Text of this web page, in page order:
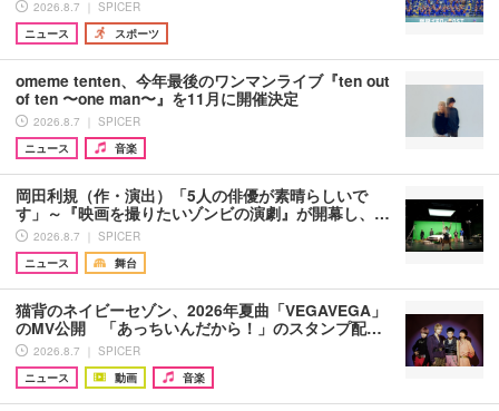
2026.8.7 ｜ SPICER
ニュース
スポーツ
omeme tenten、今年最後のワンマンライブ『ten out
of ten 〜one man〜』を11月に開催決定
2026.8.7 ｜ SPICER
ニュース
音楽
岡田利規（作・演出）「5人の俳優が素晴らしいで
す」～『映画を撮りたいゾンビの演劇』が開幕し、…
2026.8.7 ｜ SPICER
ニュース
舞台
猫背のネイビーセゾン、2026年夏曲「VEGAVEGA」
のMV公開 「あっちいんだから！」のスタンプ配…
2026.8.7 ｜ SPICER
ニュース
動画 音楽